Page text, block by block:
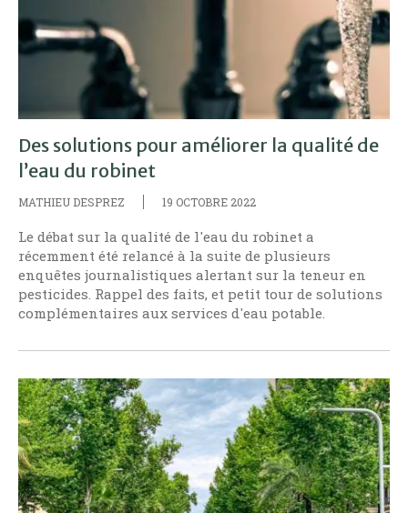
Des solutions pour améliorer la qualité de
l’eau du robinet
MATHIEU DESPREZ 19 OCTOBRE 2022
Le débat sur la qualité de l'eau du robinet a
récemment été relancé à la suite de plusieurs
enquêtes journalistiques alertant sur la teneur en
pesticides. Rappel des faits, et petit tour de solutions
complémentaires aux services d'eau potable.